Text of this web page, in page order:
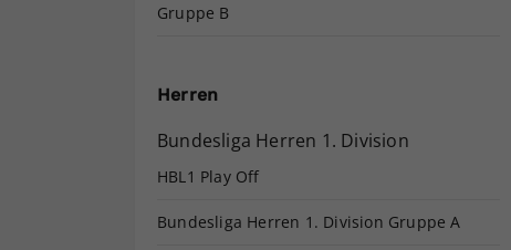
Gruppe B
Herren
Bundesliga Herren 1. Division
HBL1 Play Off
Bundesliga Herren 1. Division Gruppe A